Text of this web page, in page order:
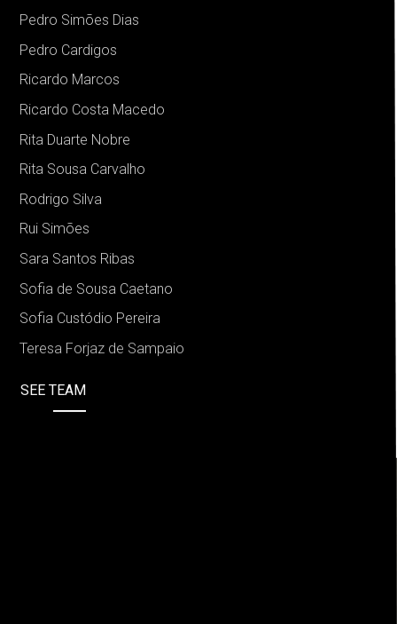
Pedro Simões Dias
Pedro Cardigos
Ricardo Marcos
Ricardo Costa Macedo
Rita Duarte Nobre
Rita Sousa Carvalho
Rodrigo Silva
Rui Simões
Sara Santos Ribas
Sofia de Sousa Caetano
Sofia Custódio Pereira
Teresa Forjaz de Sampaio
SEE TEAM